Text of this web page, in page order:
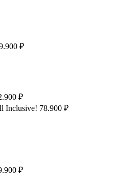
₽
₽
Inclusive! 78.900 ₽
₽